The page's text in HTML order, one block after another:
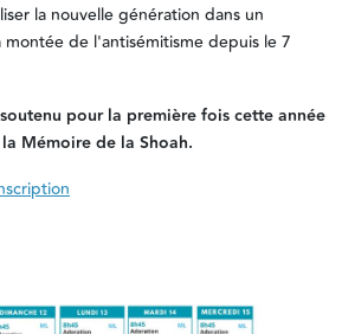
la nouvelle génération dans un
de l'antisémitisme depuis le 7
pour la première fois cette année
Mémoire de la Shoah.